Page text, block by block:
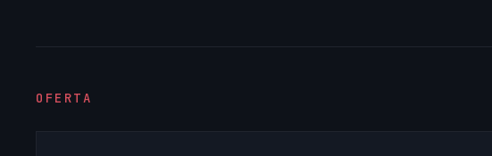
OFERTA